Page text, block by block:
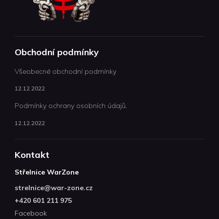
Obchodní podmínky
Všeobecné obchodní podmínky
12.12.2022
Podmínky ochrany osobních údajů.
12.12.2022
Kontakt
Střelnice WarZone
strelnice@war-zone.cz
+420 601 211 975
Facebook